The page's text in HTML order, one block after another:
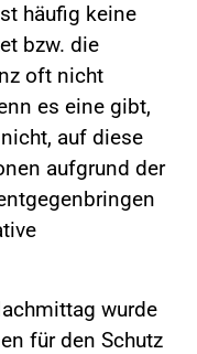
häufig keine
bzw. die
oft nicht
es eine gibt,
auf diese
aufgrund der
wurde
für den Schutz